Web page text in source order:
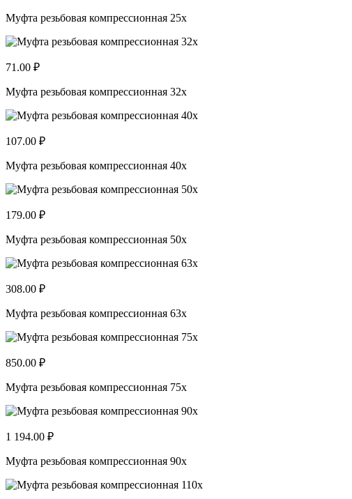
Муфта резьбовая компрессионная 25x
71.00 ₽
Муфта резьбовая компрессионная 32x
107.00 ₽
Муфта резьбовая компрессионная 40x
179.00 ₽
Муфта резьбовая компрессионная 50x
308.00 ₽
Муфта резьбовая компрессионная 63x
850.00 ₽
Муфта резьбовая компрессионная 75x
1 194.00 ₽
Муфта резьбовая компрессионная 90x